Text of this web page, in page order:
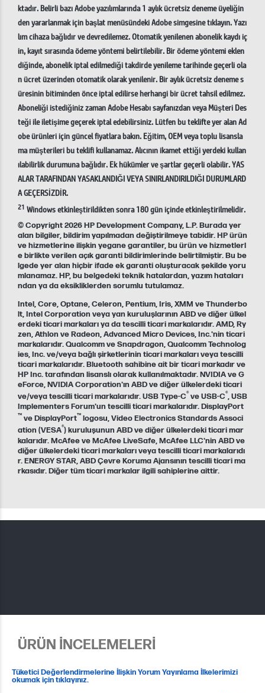
ktadır. Belirli bazı Adobe yazılımlarında 1 aylık ücretsiz deneme üyeliğin
den yararlanmak için başlat menüsündeki Adobe simgesine tıklayın. Yazı
lım cihaza bağlıdır ve devredilemez. Otomatik yenilenen abonelik kaydı iç
in, kayıt sırasında ödeme yöntemi belirtilebilir. Bir ödeme yöntemi eklen
diğinde, abonelik iptal edilmediği takdirde yenileme tarihinde geçerli ola
n ücret üzerinden otomatik olarak yenilenir. Bir aylık ücretsiz deneme s
üresinin bitiminden önce iptal edilirse herhangi bir ücret tahsil edilmez.
Aboneliği istediğiniz zaman Adobe Hesabı sayfanızdan veya Müşteri Des
teği ile iletişime geçerek iptal edebilirsiniz. Lütfen bu teklifte yer alan Ad
obe ürünleri için güncel fiyatlara bakın. Eğitim, OEM veya toplu lisansla
ma müşterileri bu teklifi kullanamaz. Alıcının ikamet ettiği yerdeki kullan
ılabilirlik durumuna bağlıdır. Ek hükümler ve şartlar geçerli olabilir. YAS
ALAR TARAFINDAN YASAKLANDIĞI VEYA SINIRLANDIRILDIĞI DURUMLARD
A GEÇERSİZDİR.
21 Windows etkinleştirildikten sonra 180 gün içinde etkinleştirilmelidir.
© Copyright 2026 HP Development Company, L.P. Burada yer
alan bilgiler, bildirim yapılmadan değiştirilmeye tabidir. HP ürün
ve hizmetlerine ilişkin yegane garantiler, bu ürün ve hizmetlerl
e birlikte verilen açık garanti bildirimlerinde belirtilmiştir. Bu be
lgede yer alan hiçbir ifade ek garanti oluşturacak şekilde yoru
mlanamaz. HP, bu belgedeki teknik hatalardan, yazım hataları
ndan ya da eksikliklerden sorumlu tutulamaz.
Intel, Core, Optane, Celeron, Pentium, Iris, XMM ve Thunderbo
lt, Intel Corporation veya yan kuruluşlarının ABD ve diğer ülkel
erdeki ticari markaları ya da tescilli ticari markalarıdır. AMD, Ry
zen, Athlon ve Radeon, Advanced Micro Devices, Inc.'nin ticari
markalarıdır. Qualcomm ve Snapdragon, Qualcomm Technolog
ies, Inc. ve/veya bağlı şirketlerinin ticari markaları veya tescilli
ticari markalarıdır. Bluetooth sahibine ait bir ticari markadır ve
HP Inc. tarafından lisanslı olarak kullanılmaktadır. NVIDIA ve G
eForce, NVIDIA Corporation'ın ABD ve diğer ülkelerdeki ticari
ve/veya tescilli ticari markalarıdır. USB Type-C® ve USB-C®, USB
Implementers Forum'un tescilli ticari markalarıdır. DisplayPort
™ ve DisplayPort™ logosu, Video Electronics Standards Associ
ation (VESA®) kuruluşunun ABD ve diğer ülkelerdeki ticari mar
kalarıdır. McAfee ve McAfee LiveSafe, McAfee LLC'nin ABD ve
diğer ülkelerdeki ticari markaları veya tescilli ticari markalarıdı
r. ENERGY STAR, ABD Çevre Koruma Ajansının tescilli ticari ma
rkasıdır. Diğer tüm ticari markalar ilgili sahiplerine aittir.
ÜRÜN İNCELEMELERİ
Tüketici Değerlendirmelerine İlişkin Yorum Yayınlama İlkelerimizi
okumak için tıklayınız.